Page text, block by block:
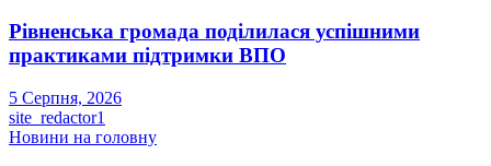
Рівненська громада поділилася успішними
практиками підтримки ВПО
5 Серпня, 2026
site_redactor1
Новини на головну